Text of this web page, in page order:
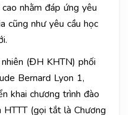
nhằm đáp ứng yêu
cũng như yêu cầu học
(ĐH KHTN) phối
Bernard Lyon 1,
khai chương trình đào
HTTT (gọi tắt là Chương